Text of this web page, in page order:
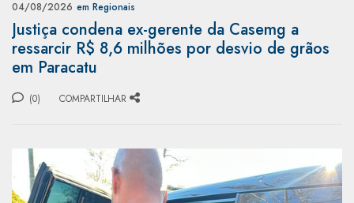
04/08/2026 em Regionais
Justiça condena ex-gerente da Casemg a
ressarcir R$ 8,6 milhões por desvio de grãos
em Paracatu
(0) COMPARTILHAR